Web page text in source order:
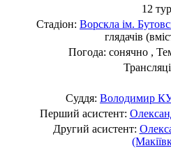
12 тур
Стадіон: Ворскла ім.
глядачів
Погода: сонячно ,
Суддя: Володимир
Перший асистент:
Другий асистент: